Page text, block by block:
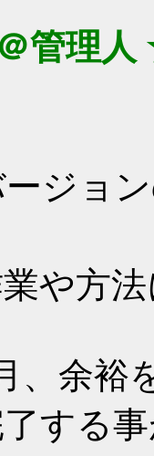
管理
ジョ
や方
、余裕
する